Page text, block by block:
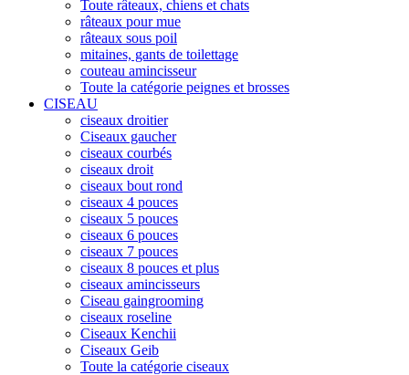
Toute râteaux, chiens et chats
râteaux pour mue
râteaux sous poil
mitaines, gants de toilettage
couteau amincisseur
Toute la catégorie peignes et brosses
CISEAU
ciseaux droitier
Ciseaux gaucher
ciseaux courbés
ciseaux droit
ciseaux bout rond
ciseaux 4 pouces
ciseaux 5 pouces
ciseaux 6 pouces
ciseaux 7 pouces
ciseaux 8 pouces et plus
ciseaux amincisseurs
Ciseau gaingrooming
ciseaux roseline
Ciseaux Kenchii
Ciseaux Geib
Toute la catégorie ciseaux